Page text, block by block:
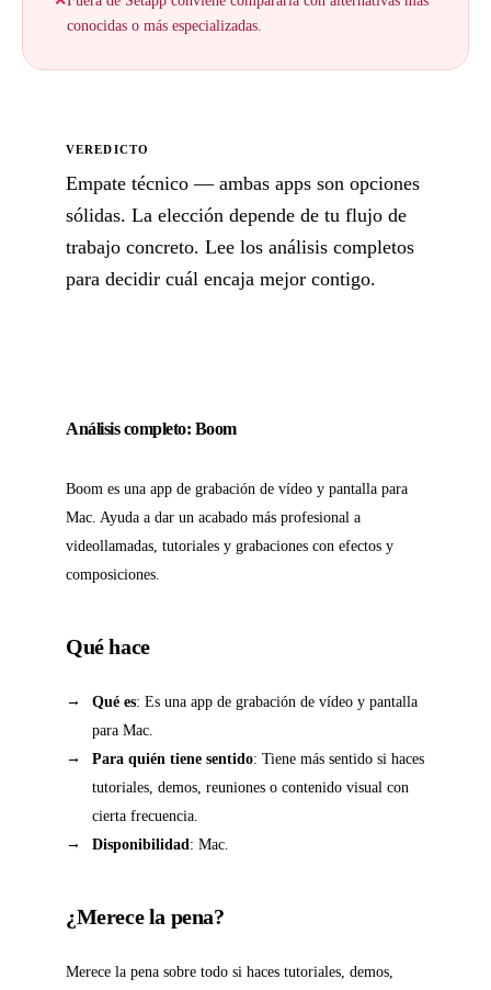
conocidas o más especializadas.
VEREDICTO
Empate técnico — ambas apps son opciones
sólidas. La elección depende de tu flujo de
trabajo concreto. Lee los análisis completos
para decidir cuál encaja mejor contigo.
Análisis completo: Boom
Boom es una app de grabación de vídeo y pantalla para
Mac. Ayuda a dar un acabado más profesional a
videollamadas, tutoriales y grabaciones con efectos y
composiciones.
Qué hace
Qué es: Es una app de grabación de vídeo y pantalla
para Mac.
Para quién tiene sentido: Tiene más sentido si haces
tutoriales, demos, reuniones o contenido visual con
cierta frecuencia.
Disponibilidad: Mac.
¿Merece la pena?
Merece la pena sobre todo si haces tutoriales, demos,